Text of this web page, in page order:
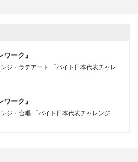
ーク』
ジ・ラテアート 「バイト日本代表チャレ
ーク』
ジ・合唱 「バイト日本代表チャレンジ